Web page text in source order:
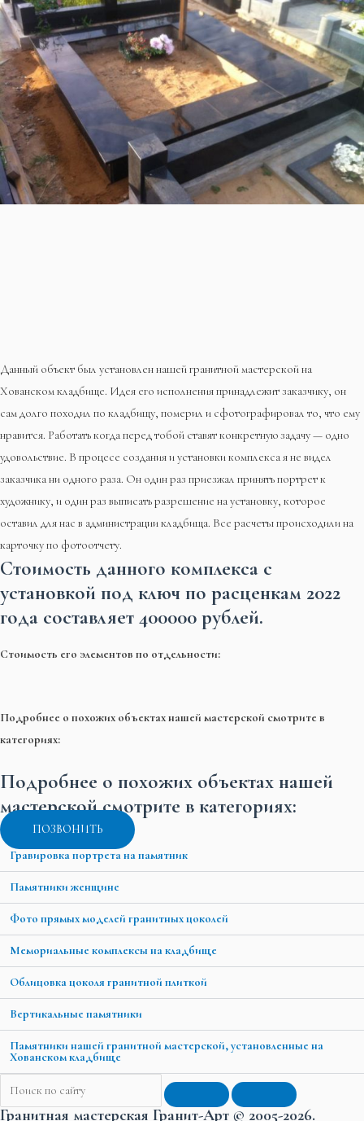
Данный объект был установлен нашей гранитной мастерской на
Хованском кладбище. Идея его исполнения принадлежит заказчику, он
сам долго походил по кладбищу, померил и сфотографировал то, что ему
нравится. Работать когда перед тобой ставят конкретную задачу — одно
удовольствие. В процесе создания и установки комплекса я не видел
заказчика ни одного раза. Он один раз приезжал принять портрет к
художнику, и один раз выписать разрешение на установку, которое
оставил для нас в администрации кладбища. Все расчеты происходили на
карточку по фотоотчету.
Стоимость данного комплекса с
установкой под ключ по расценкам 2022
года составляет 400000 рублей.
Стоимость его элементов по отдельности:
Подробнее о похожих объектах нашей мастерской смотрите в
категориях:
Подробнее о похожих объектах нашей
мастерской смотрите в категориях:
ПОЗВОНИТЬ
Гравировка портрета на памятник
Памятники женщине
Фото прямых моделей гранитных цоколей
Мемориальные комплексы на кладбище
Облицовка цоколя гранитной плиткой
Вертикальные памятники
Памятники нашей гранитной мастерской, установленные на
Хованском кладбище
Гранитная мастерская Гранит-Арт © 2005-2026.